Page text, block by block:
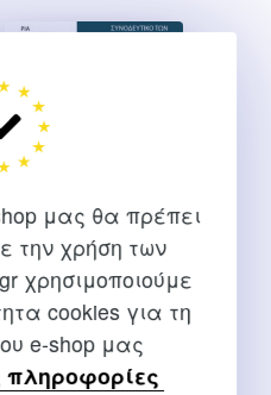
μας θα πρέπει
την χρήση των
χρησιμοποιούμε
cookies για τη
e-shop μας
πληροφορίες
Προπονητής
αθλημάτων ομάδα β.
κολύμβηση ΕΟΠΠΕΠ
Κορινθίου Ρία